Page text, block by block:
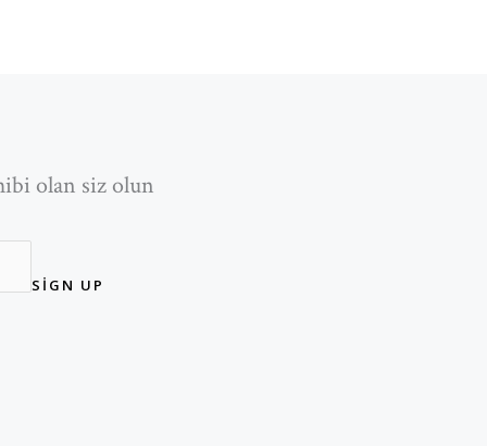
olan siz olun
SIGN UP